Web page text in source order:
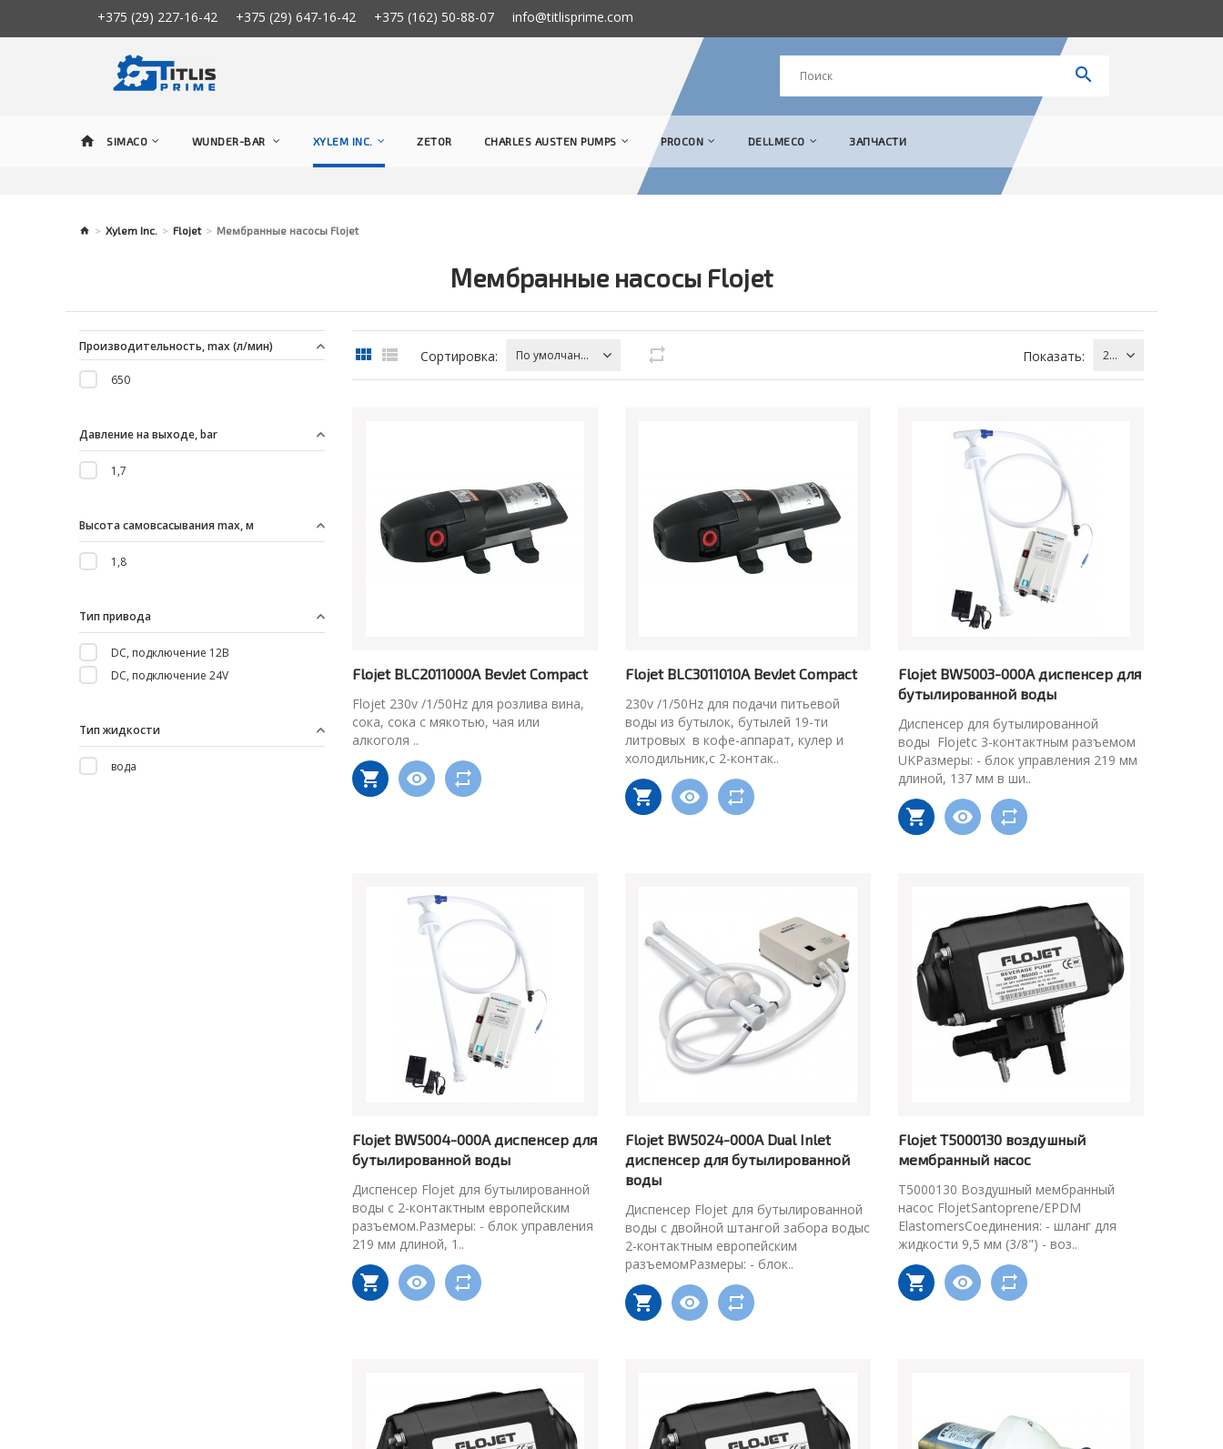
+375 (29) 227-16-42 +375 (29) 647-16-42 +375 (162) 50-88-07 info@titlisprime.com
SIMACO WUNDER-BAR XYLEM INC. ZETOR CHARLES AUSTEN PUMPS PROCON DELLMECO ЗАПЧАСТИ
Xylem Inc. Flojet Мембранные насосы Flojet
Мембранные насосы Flojet
Производительность, max (л/мин)
650
Давление на выходе, bar
1,7
Высота самовсасывания max, м
1,8
Тип привода
DC, подключение 12B
DC, подключение 24V
Тип жидкости
вода
Сортировка: По умолчанию Показать: 24
Flojet BLC2011000A BevJet Compact
Flojet 230v /1/50Hz для розлива вина,
сока, сока с мякотью, чая или
алкоголя ..
Flojet BLC3011010A BevJet Compact
230v /1/50Hz для подачи питьевой
воды из бутылок, бутылей 19-ти
литровых в кофе-аппарат, кулер и
холодильник,с 2-контак..
Flojet BW5003-000A диспенсер для
бутылированной воды
Диспенсер для бутылированной
воды Flojetс 3-контактным разъемом
UKРазмеры: - блок управления 219 мм
длиной, 137 мм в ши..
Flojet BW5004-000A диспенсер для
бутылированной воды
Диспенсер Flojet для бутылированной
воды с 2-контактным европейским
разъемом.Размеры: - блок управления
219 мм длиной, 1..
Flojet BW5024-000A Dual Inlet
диспенсер для бутылированной
воды
Диспенсер Flojet для бутылированной
воды с двойной штангой забора водыс
2-контактным европейским
разъемомРазмеры: - блок..
Flojet T5000130 воздушный
мембранный насос
T5000130 Воздушный мембранный
насос FlojetSantoprene/EPDM
ElastomersСоединения: - шланг для
жидкости 9,5 мм (3/8") - воз..